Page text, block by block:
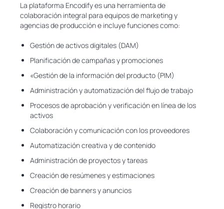
La plataforma Encodify es una herramienta de
colaboración integral para equipos de marketing y
agencias de producción e incluye funciones como:
Gestión de activos digitales (DAM)
Planificación de campañas y promociones
«Gestión de la información del producto (PIM)
Administración y automatización del flujo de trabajo
Procesos de aprobación y verificación en línea de los
activos
Colaboración y comunicación con los proveedores
Automatización creativa y de contenido
Administración de proyectos y tareas
Creación de resúmenes y estimaciones
Creación de banners y anuncios
Registro horario